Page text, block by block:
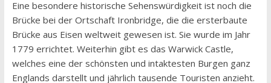
Eine besondere historische Sehenswürdigkeit ist noch die
Brücke bei der Ortschaft Ironbridge, die die ersterbaute
Brücke aus Eisen weltweit gewesen ist. Sie wurde im Jahr
1779 errichtet. Weiterhin gibt es das Warwick Castle,
welches eine der schönsten und intaktesten Burgen ganz
Englands darstellt und jährlich tausende Touristen anzieht.